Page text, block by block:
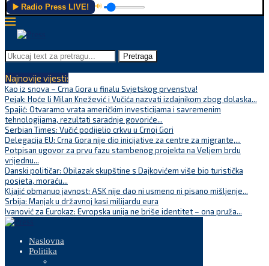
▶️ Radio Press LIVE! 🔊
Pretraga
Najnovije vijesti:
Kao iz snova – Crna Gora u finalu Svjetskog prvenstva!
Pejak: Hoće li Milan Knežević i Vučića nazvati izdajnikom zbog dolaska...
Spajić: Otvaramo vrata američkim investicijama i savremenim
tehnologijama, rezultati saradnje govoriće...
Serbian Times: Vučić podijelio crkvu u Crnoj Gori
Delegacija EU: Crna Gora nije dio inicijative za centre za migrante,...
Potpisan ugovor za prvu fazu stambenog projekta na Veljem brdu
vrijednu...
Danski političar: Obilazak skupštine s Dajkovićem više bio turistička
posjeta, moraću...
Kljajić obmanuo javnost: ASK nije dao ni usmeno ni pisano mišljenje...
Srbija: Manjak u državnoj kasi milijardu eura
Ivanović za Eurokaz: Evropska unija ne briše identitet – ona pruža...
Naslovna
Politika